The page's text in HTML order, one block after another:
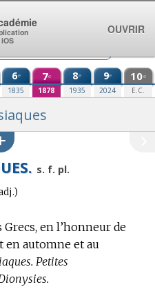
6e
1835
7e
1878
8e
1935
9e
2024
10e
E.C.
s. f. pl.
Grecs, en l’honneur de
en automne et au
Petites
OUVRIR